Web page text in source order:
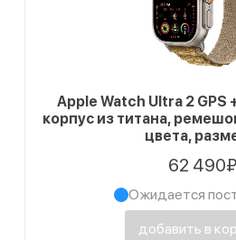
Apple Watch Ultra 2 GPS
корпус из титана,
цвета,
62 490₽
Ожидается
добавить в